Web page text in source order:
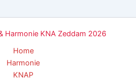
Harmonie KNA Zeddam 2026
Home
Harmonie
KNAP